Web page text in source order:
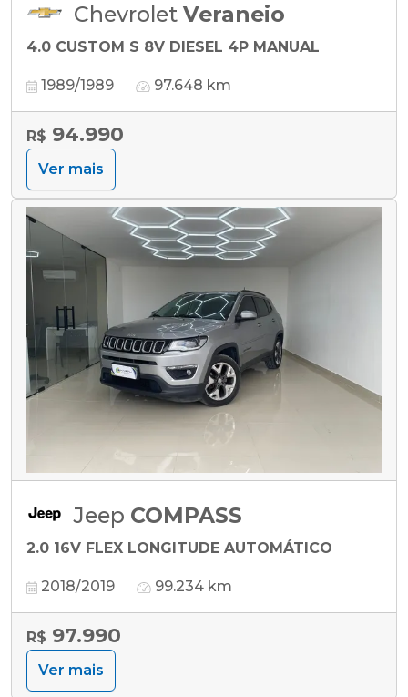
Chevrolet Veraneio
4.0 CUSTOM S 8V DIESEL 4P MANUAL
1989/1989 97.648 km
R$ 94.990
Ver mais
Jeep COMPASS
2.0 16V FLEX LONGITUDE AUTOMÁTICO
2018/2019 99.234 km
R$ 97.990
Ver mais